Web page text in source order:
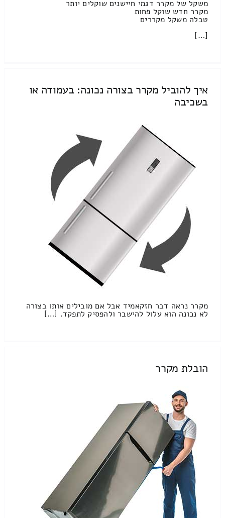
משקל של מקרר דגמי חיישנים שוקלים יותר
מקרר חדש שוקל פחות
טבלה משקל מקררים
[…]
איך להוביל מקרר בצורה נכונה: בעמודה או
בשכיבה
מקרר נראה דבר חזקאמיד אבל אם מובילים אותו בצורה
לא נכונה הוא עלול להישבר ולהפסיק לתפקד. […]
הובלת מקרר